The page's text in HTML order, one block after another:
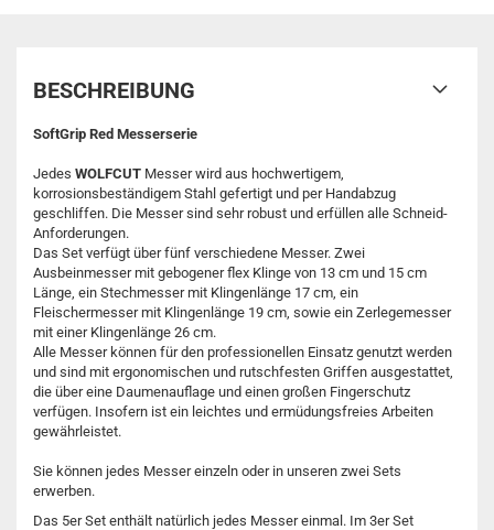
BESCHREIBUNG
SoftGrip Red Messerserie
Jedes WOLFCUT Messer wird aus hochwertigem,
korrosionsbeständigem Stahl gefertigt und per Handabzug
geschliffen. Die Messer sind sehr robust und erfüllen alle Schneid-
Anforderungen.
Das Set verfügt über fünf verschiedene Messer. Zwei
Ausbeinmesser mit gebogener flex Klinge von 13 cm und 15 cm
Länge, ein Stechmesser mit Klingenlänge 17 cm, ein
Fleischermesser mit Klingenlänge 19 cm, sowie ein Zerlegemesser
mit einer Klingenlänge 26 cm.
Alle Messer können für den professionellen Einsatz genutzt werden
und sind mit ergonomischen und rutschfesten Griffen ausgestattet,
die über eine Daumenauflage und einen großen Fingerschutz
verfügen. Insofern ist ein leichtes und ermüdungsfreies Arbeiten
gewährleistet.
Sie können jedes Messer einzeln oder in unseren zwei Sets
erwerben.
Das 5er Set enthält natürlich jedes Messer einmal. Im 3er Set